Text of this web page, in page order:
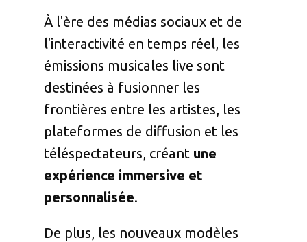
À l'ère des médias sociaux et de
l'interactivité en temps réel, les
émissions musicales live sont
destinées à fusionner les
frontières entre les artistes, les
plateformes de diffusion et les
téléspectateurs, créant une
expérience immersive et
personnalisée.
De plus, les nouveaux modèles